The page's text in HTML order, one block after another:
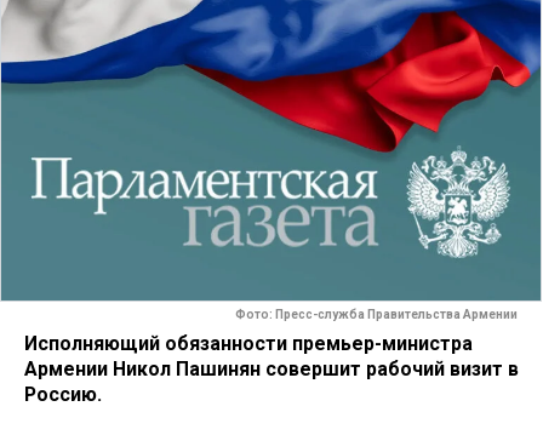
Фото: Пресс-служба Правительства Армении
Исполняющий обязанности премьер-министра
Армении Никол Пашинян совершит рабочий визит в
Россию.